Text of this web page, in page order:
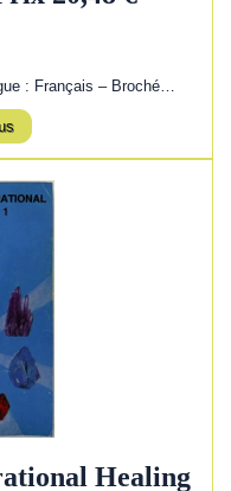
: Français – Broché…
Healing